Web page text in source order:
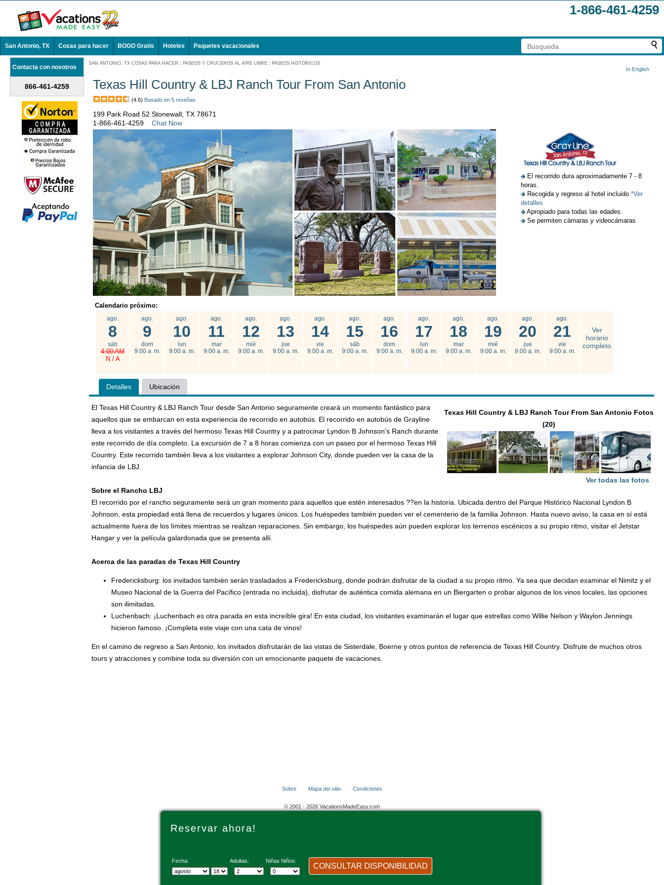
1-866-461-4259
San Antonio, TX Cosas para hacer BOGO Gratis Hoteles Paquetes vacacionales
Contacta con nosotros
866-461-4259
SAN ANTONIO, TX COSAS PARA HACER : PASEOS Y CRUCEROS AL AIRE LIBRE : PASEOS HISTÓRICOS
In English
Texas Hill Country & LBJ Ranch Tour From San Antonio
(4.6) Basado en 5 reseñas
199 Park Road 52 Stonewall, TX 78671
1-866-461-4259
Chat Now
El recorrido dura aproximadamente 7 - 8
horas.
Recogida y regreso al hotel incluido *Ver
detalles
Apropiado para todas las edades.
Se permiten cámaras y videocámaras
Calendario próximo:
ago.
8
sáb
4:00 AM
N / A
ago.
9
dom
9:00 a. m.
ago.
10
lun
9:00 a. m.
ago.
11
mar
9:00 a. m.
ago.
12
mié
9:00 a. m.
ago.
13
jue
9:00 a. m.
ago.
14
vie
9:00 a. m.
ago.
15
sáb
9:00 a. m.
ago.
16
dom
9:00 a. m.
ago.
17
lun
9:00 a. m.
ago.
18
mar
9:00 a. m.
ago.
19
mié
9:00 a. m.
ago.
20
jue
9:00 a. m.
ago.
21
vie
9:00 a. m.
Ver
horario
completo
Detalles Ubicación
Texas Hill Country & LBJ Ranch Tour From San Antonio Fotos
(20)
Ver todas las fotos
El Texas Hill Country & LBJ Ranch Tour desde San Antonio seguramente creará un momento fantástico para
aquellos que se embarcan en esta experiencia de recorrido en autobús. El recorrido en autobús de Grayline
lleva a los visitantes a través del hermoso Texas Hill Country y a patrocinar Lyndon B Johnson's Ranch durante
este recorrido de día completo. La excursión de 7 a 8 horas comienza con un paseo por el hermoso Texas Hill
Country. Este recorrido también lleva a los visitantes a explorar Johnson City, donde pueden ver la casa de la
infancia de LBJ.
Sobre el Rancho LBJ
El recorrido por el rancho seguramente será un gran momento para aquellos que estén interesados ??en la historia. Ubicada dentro del Parque Histórico Nacional Lyndon B
Johnson, esta propiedad está llena de recuerdos y lugares únicos. Los huéspedes también pueden ver el cementerio de la familia Johnson. Hasta nuevo aviso, la casa en sí está
actualmente fuera de los límites mientras se realizan reparaciones. Sin embargo, los huéspedes aún pueden explorar los terrenos escénicos a su propio ritmo, visitar el Jetstar
Hangar y ver la película galardonada que se presenta allí.
Acerca de las paradas de Texas Hill Country
Fredericksburg: los invitados también serán trasladados a Fredericksburg, donde podrán disfrutar de la ciudad a su propio ritmo. Ya sea que decidan examinar el Nimitz y el
Museo Nacional de la Guerra del Pacífico (entrada no incluida), disfrutar de auténtica comida alemana en un Biergarten o probar algunos de los vinos locales, las opciones
son ilimitadas.
Luchenbach: ¡Luchenbach es otra parada en esta increíble gira! En esta ciudad, los visitantes examinarán el lugar que estrellas como Willie Nelson y Waylon Jennings
hicieron famoso. ¡Completa este viaje con una cata de vinos!
En el camino de regreso a San Antonio, los invitados disfrutarán de las vistas de Sisterdale, Boerne y otros puntos de referencia de Texas Hill Country. Disfrute de muchos otros
tours y atracciones y combine toda su diversión con un emocionante paquete de vacaciones.
Reservar ahora!
Fecha: Adultas: Niñas Niños:
CONSULTAR DISPONIBILIDAD
Sobre Mapa del sitio Condiciones
© 2001 - 2026 VacationsMadeEasy.com